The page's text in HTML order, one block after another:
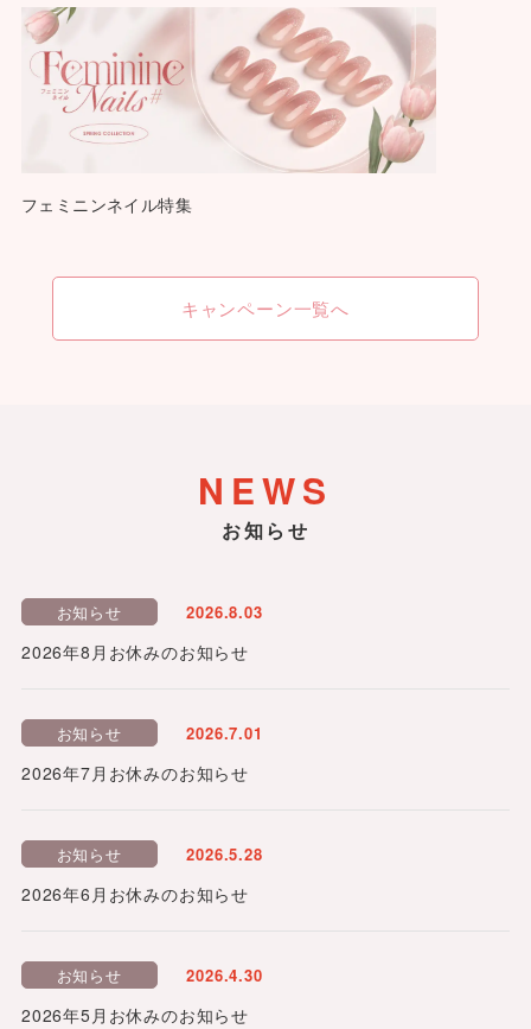
フェミニンネイル特集
キャンペーン一覧へ
NEWS
お知らせ
お知らせ 2026.8.03
2026年8月お休みのお知らせ
お知らせ 2026.7.01
2026年7月お休みのお知らせ
お知らせ 2026.5.28
2026年6月お休みのお知らせ
お知らせ 2026.4.30
2026年5月お休みのお知らせ